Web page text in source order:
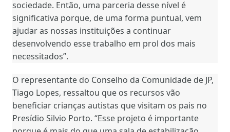
sociedade. Então, uma parceria desse nível é
significativa porque, de uma forma puntual, vem
ajudar as nossas instituições a continuar
desenvolvendo esse trabalho em prol dos mais
necessitados”.
O representante do Conselho da Comunidade de JP,
Tiago Lopes, ressaltou que os recursos vão
beneficiar crianças autistas que visitam os pais no
Presídio Silvio Porto. “Esse projeto é importante